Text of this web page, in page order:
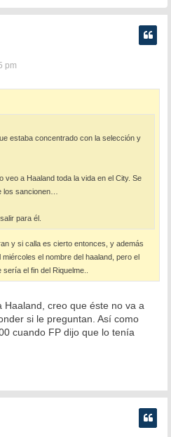
pm
estaba concentrado con la selección y
veo a Haaland toda la vida en el City. Se
los sancionen…
para él.
y si calla es cierto entonces, y además
el nombre del haaland, pero el
el fin del Riquelme..
Haaland, creo que éste no va a
si le preguntan. Así como
cuando FP dijo que lo tenía